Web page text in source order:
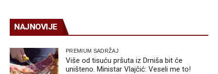
NAJNOVIJE
PREMIUM SADRŽAJ
Više od tisuću pršuta iz Drniša bit će
uništeno. Ministar Vlajčić: Veseli me to!